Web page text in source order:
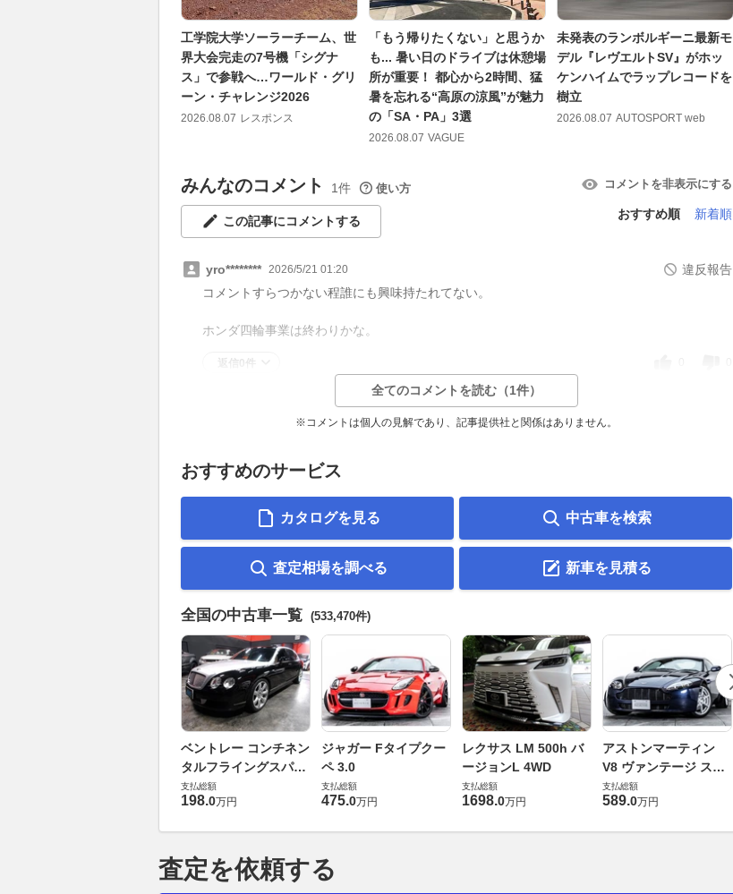
工学院大学ソーラーチーム、世
界大会完走の7号機「シグナ
ス」で参戦へ…ワールド・グリ
ーン・チャレンジ2026
2026.08.07 レスポンス
「もう帰りたくない」と思うか
も... 暑い日のドライブは休憩場
所が重要！ 都心から2時間、猛
暑を忘れる“高原の涼風”が魅力
の「SA・PA」3選
2026.08.07 VAGUE
未発表のランボルギーニ最新モ
デル『レヴエルトSV』がホッ
ケンハイムでラップレコードを
樹立
2026.08.07 AUTOSPORT web
みんなのコメント 1件 使い方 コメントを非表示にする
この記事にコメントする
おすすめ順 新着順
yro******** 2026/5/21 01:20
違反報告
コメントすらつかない程誰にも興味持たれてない。
ホンダ四輪事業は終わりかな。
返信0件
全てのコメントを読む（1件）
※コメントは個人の見解であり、記事提供社と関係はありません。
おすすめのサービス
カタログを見る 中古車を検索
査定相場を調べる 新車を見積る
全国の中古車一覧 (533,470件)
ベントレー コンチネン
タルフライングスパー
6.0 4WD
支払総額
198.0万円
ジャガー Fタイプクー
ペ 3.0
支払総額
475.0万円
レクサス LM 500h バ
ージョンL 4WD
支払総額
1698.0万円
アストンマーティン
V8 ヴァンテージ スポ
ーツシフト
支払総額
589.0万円
査定を依頼する